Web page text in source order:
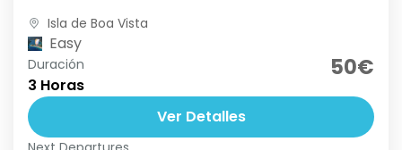
Isla de Boa Vista
Easy
Duración
3 Horas
50€
Ver Detalles